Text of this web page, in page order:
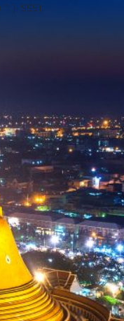
}, 999);